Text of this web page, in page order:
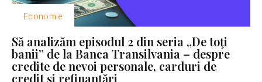
Economie
Să analizăm episodul 2 din seria „De toţi
banii” de la Banca Transilvania – despre
credite de nevoi personale, carduri de
credit şi refinanţări